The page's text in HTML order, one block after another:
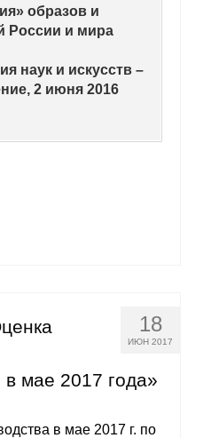
образов и
России и мира
наук и искусств –
2 июня 2016
18
ИЮН 2017
мае 2017 года»
в мае 2017 г. по